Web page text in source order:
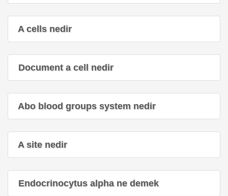
A cells nedir
Document a cell nedir
Abo blood groups system nedir
A site nedir
Endocrinocytus alpha ne demek